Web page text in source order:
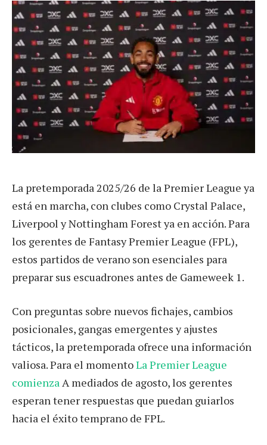
La pretemporada 2025/26 de la Premier League ya
está en marcha, con clubes como Crystal Palace,
Liverpool y Nottingham Forest ya en acción. Para
los gerentes de Fantasy Premier League (FPL),
estos partidos de verano son esenciales para
preparar sus escuadrones antes de Gameweek 1.
Con preguntas sobre nuevos fichajes, cambios
posicionales, gangas emergentes y ajustes
tácticos, la pretemporada ofrece una información
valiosa. Para el momentoLa Premier League
comienzaA mediados de agosto, los gerentes
esperan tener respuestas que puedan guiarlos
hacia el éxito temprano de FPL.